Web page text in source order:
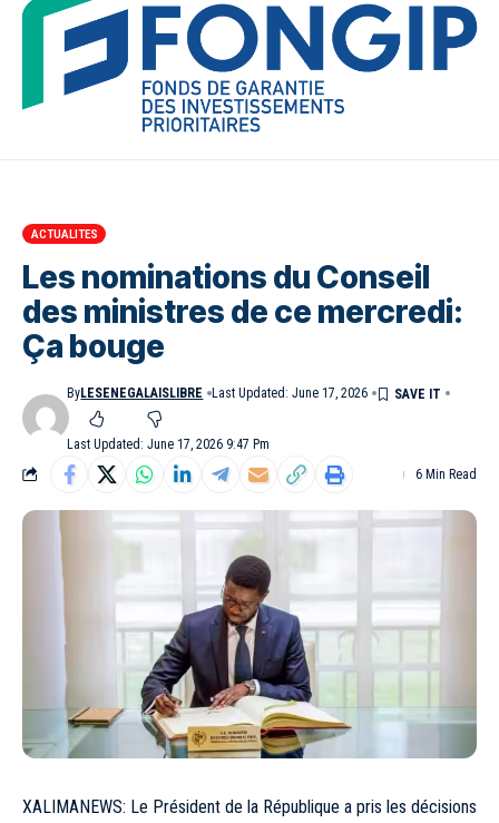
ACTUALITES
Les nominations du Conseil
des ministres de ce mercredi:
Ça bouge
Last Updated: June 17, 2026 9:47 Pm
ByLESENEGALAISLIBRE Last Updated: June 17, 2026
6 Min Read
XALIMANEWS: Le Président de la République a pris les décisions